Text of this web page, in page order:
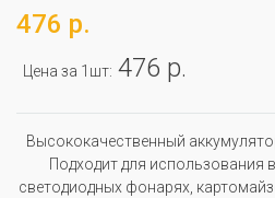
476 р.
Цена за 1шт: 476 р.
Высококачественный
Подходит для
светодиодных фонарях,